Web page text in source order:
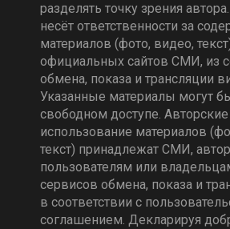
разделять точку зрения
несёт ответственности за
материалов (фото, видео,
официальных сайтов СМИ, из
обмена, показа и трансляции
Указанные материалы могут
свободном доступе.
использование материалов
текст) принадлежат СМИ,
пользователям или
сервисов обмена, показа и
в соответствии с
соглашением. Декларируя